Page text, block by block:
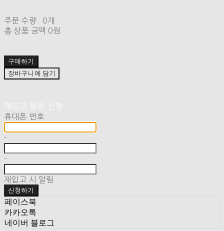
주문 수량
0개
총 상품 금액 0원
구매하기
장바구니에 담기
휴대폰 번호
-
-
재입고 시 알림
신청하기
페이스북
카카오톡
네이버 블로그